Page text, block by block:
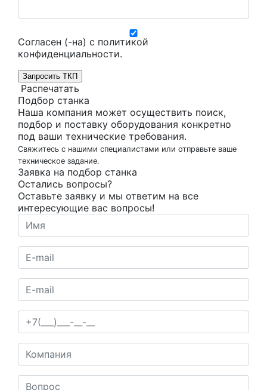
Согласен (-на) с политикой
конфиденциальности.
Запросить ТКП
Распечатать
Подбор станка
Наша компания может осуществить поиск,
подбор и поставку оборудования конкретно
под ваши технические требования.
Свяжитесь с нашими специалистами или отправьте ваше
техническое задание.
Заявка на подбор станка
Остались вопросы?
Оставьте заявку и мы ответим на все
интересующие вас вопросы!